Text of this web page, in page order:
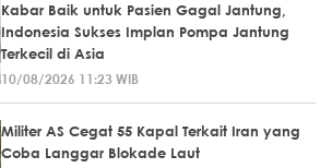
Kabar Baik untuk Pasien Gagal Jantung,
Indonesia Sukses Implan Pompa Jantung
Terkecil di Asia
10/08/2026 11:23 WIB
Militer AS Cegat 55 Kapal Terkait Iran yang
Coba Langgar Blokade Laut